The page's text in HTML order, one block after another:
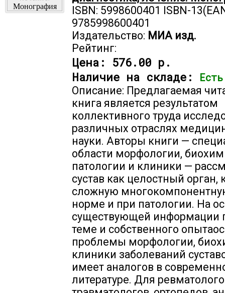
ISBN: 5998600401 ISBN-
9785998600401
Издательство: МИА изд.
Рейтинг:
Цена: 576.00 р.
Наличие на складе:
Есть
Описание: Предлагаемая
книга является результатом
коллективного труда
различных отраслях
науки. Авторы книги —
области морфологии,
патологии и клиники —
сустав как целостный орган,
сложную
норме и при патологии. На
существующей информации
теме и собственного
проблемы морфологии,
клиники заболеваний
имеет аналогов в
литературе. Для